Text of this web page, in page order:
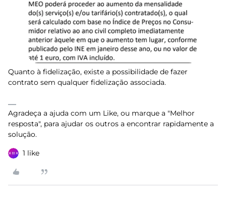
Quanto à fidelização, existe a possibilidade de fazer
contrato sem qualquer fidelização associada.
Agradeça a ajuda com um Like, ou marque a "Melhor
resposta", para ajudar os outros a encontrar rapidamente a
solução.
1 like